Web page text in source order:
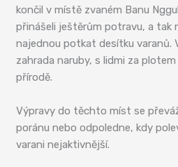
končil v místě zvaném Banu
přinášeli ještěrům potravu, a tak
najednou potkat desítku varanů.
zahrada naruby, s lidmi za
přírodě.
Výpravy do těchto míst se
poránu nebo odpoledne, kdy
varani nejaktivnější.